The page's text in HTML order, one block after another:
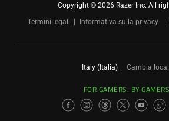
Copyright © 2026 Razer Inc. All
Termini legali
Informativa sulla privacy
Italy (Italia)| Cambia
FOR GAMERS. BY